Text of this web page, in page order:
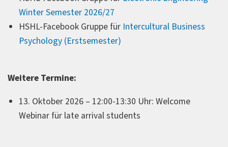
Winter Semester 2026/27
HSHL-Facebook Gruppe für Intercultural Business
Psychology (Erstsemester)
Weitere Termine:
13. Oktober 2026 – 12:00-13:30 Uhr: Welcome
Webinar für late arrival students